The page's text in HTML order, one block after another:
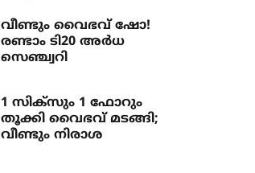
വീണ്ടും വൈഭവ് ഷോ!
രണ്ടാം ടി20 അര്‍ധ
സെഞ്ച്വറി
1 സിക്‌സും 1 ഫോറും
തൂക്കി വൈഭവ് മടങ്ങി;
വീണ്ടും നിരാശ